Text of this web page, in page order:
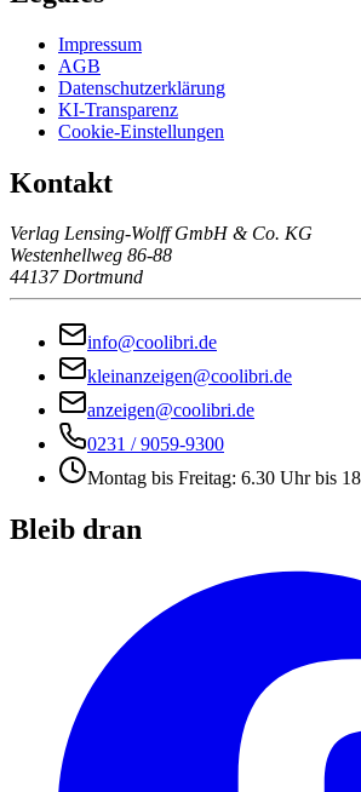
Impressum
AGB
Datenschutzerklärung
KI-Transparenz
Cookie-Einstellungen
Kontakt
Verlag Lensing-Wolff GmbH & Co. KG
Westenhellweg 86-88
44137 Dortmund
info@coolibri.de
kleinanzeigen@coolibri.de
anzeigen@coolibri.de
0231 / 9059-9300
Montag bis Freitag: 6.30 Uhr bis
Bleib dran